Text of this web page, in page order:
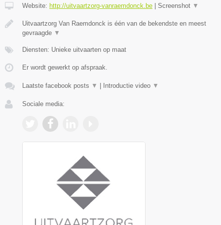
Website: http://uitvaartzorg-vanraemdonck.be | Screenshot ▼
Uitvaartzorg Van Raemdonck is één van de bekendste en meest
gevraagde ▼
Diensten: Unieke uitvaarten op maat
Er wordt gewerkt op afspraak.
Laatste facebook posts ▼ | Introductie video ▼
Sociale media: